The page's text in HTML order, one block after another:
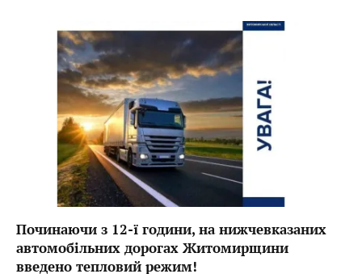
Починаючи з 12-ї години, на нижчевказаних
автомобільних дорогах Житомирщини
введено тепловий режим!